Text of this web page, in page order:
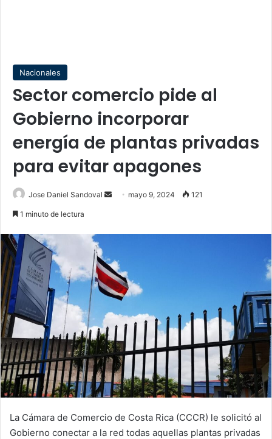
Nacionales
Sector comercio pide al
Gobierno incorporar
energía de plantas privadas
para evitar apagones
Jose Daniel Sandoval
Send mayo 9, 2024 121
1 minuto de lectura
La Cámara de Comercio de Costa Rica (CCCR) le solicitó al
Gobierno conectar a la red todas aquellas plantas privadas